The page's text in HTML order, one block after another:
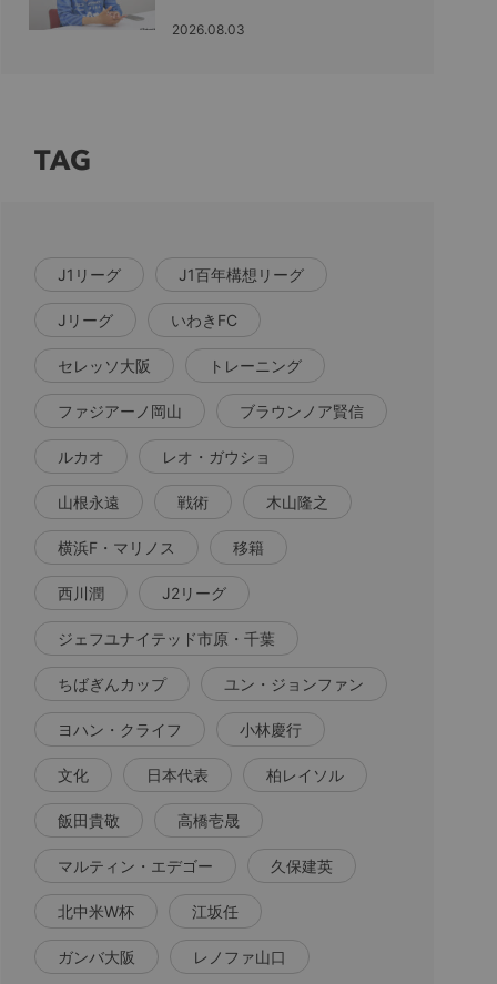
2026.08.03
TAG
J1リーグ J1百年構想リーグ
Jリーグ いわきFC
セレッソ大阪 トレーニング
ファジアーノ岡山 ブラウンノア賢信
ルカオ レオ・ガウショ
山根永遠 戦術 木山隆之
横浜F・マリノス 移籍
西川潤 J2リーグ
ジェフユナイテッド市原・千葉
ちばぎんカップ ユン・ジョンファン
ヨハン・クライフ 小林慶行
文化 日本代表 柏レイソル
飯田貴敬 高橋壱晟
マルティン・エデゴー 久保建英
北中米W杯 江坂任
ガンバ大阪 レノファ山口